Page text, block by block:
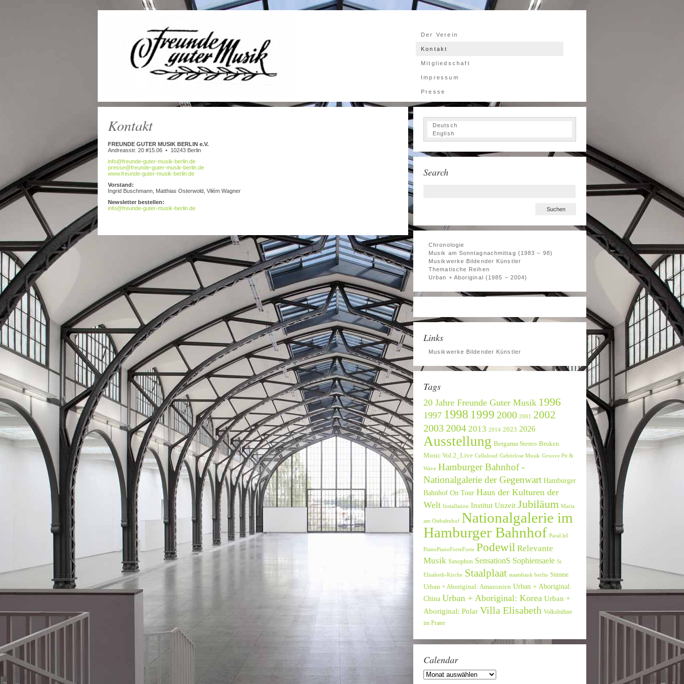
Der Verein
Kontakt
Mitgliedschaft
Impressum
Presse
Kontakt
FREUNDE GUTER MUSIK BERLIN e.V.
Andreasstr. 20 #15.06 • 10243 Berlin
info@freunde-guter-musik-berlin.de
presse@freunde-guter-musik-berlin.de
www.freunde-guter-musik-berlin.de
Vorstand:
Ingrid Buschmann, Matthias Osterwold, Vilém Wagner
Newsletter bestellen:
info@freunde-guter-musik-berlin.de
Deutsch
English
Search
Chronologie
Musik am Sonntagnachmittag (1983 – 98)
Musikwerke Bildender Künstler
Thematische Reihen
Urban + Aboriginal (1985 – 2004)
Links
Musikwerke Bildender Künstler
Tags
20 Jahre Freunde Guter Musik 1996
1997 1998 1999 2000 2001 2002
2003 2004 2013 2014 2023 2026
Ausstellung Bergama Stereo Broken
Music Vol.2_Live Celluloud Gehörlose Musik Groove Pit &
Wave Hamburger Bahnhof -
Nationalgalerie der Gegenwart Hamburger
Bahnhof On Tour Haus der Kulturen der
Welt Installation Institut Unzeit Jubiläum Maria
am Ostbahnhof Nationalgalerie im
Hamburger Bahnhof Paral.lel
PianoPianoForteForte Podewil Relevante
Musik Saxophon SensationS Sophiensaele St.
Elisabeth-Kirche Staalplaat staatsbank berlin Stimme
Urban + Aboriginal: Amazonien Urban + Aboriginal:
China Urban + Aboriginal: Korea Urban +
Aboriginal: Polar Villa Elisabeth Volksbühne
im Prater
Calendar
Calendar